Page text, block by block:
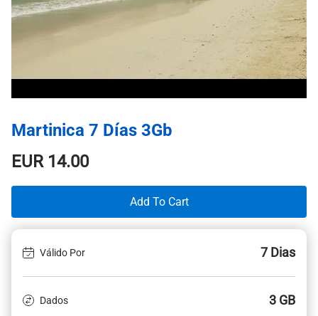
Martinica 7 Días 3Gb
EUR14.00
Add To Cart
Válido Por 7 Dias
Dados 3 GB